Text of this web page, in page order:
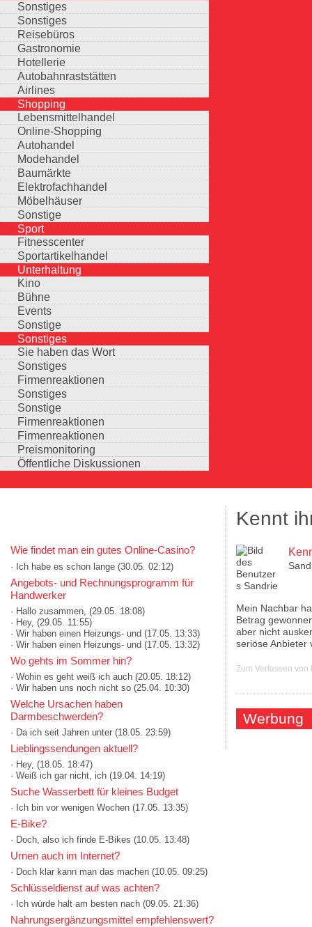
Sonstiges
Sonstiges
Reisebüros
Gastronomie
Hotellerie
Autobahnraststätten
Airlines
Shopping
Lebensmittelhandel
Online-Shopping
Autohandel
Modehandel
Baumärkte
Elektrofachhandel
Möbelhäuser
Sonstige
Sport
Fitnesscenter
Sportartikelhandel
Unterhaltung
Kino
Bühne
Events
Sonstige
Sonstiges
Sie haben das Wort
Sonstiges
Firmenreaktionen
Sonstiges
Sonstige
Firmenreaktionen
Firmenreaktionen
Preismonitoring
Öffentliche Diskussionen
Wie findet man ein gutes Online-Casino?
· Ich habe es schon lange (30.05. 02:12)
Angebots- und Rechnungsprogramm für
Handwerker
· Hallo zusammen, (29.05. 18:08)
· Hey, (29.05. 11:55)
· Wir haben einen Heizungs- und (17.05. 13:33)
· Wir haben einen Heizungs- und (17.05. 13:32)
Wo gehts im Sommer hin?
· Wohin es geht weiß ich auch (20.05. 18:12)
· Wir haben uns noch nicht so (25.04. 10:30)
Welche Ursachen haben
Darmbeschwerden?
· Da ich seit Jahren unter (18.05. 23:59)
Lieblingssendungen aktuell?
· Hey, (18.05. 18:47)
· Weiß ich gar nicht, ich (19.04. 14:19)
Suche Wasserbett für kleines Budget
· Ich bin vor wenigen Wochen (17.05. 13:35)
E-Bike?
· Doch, also ich finde E-Bikes (10.05. 13:48)
Urnen auch im Internet?
· Doch klar kann man das machen (10.05. 09:25)
Schlüsseldienst auf was achten?
· Ich würde halt am besten nach (09.05. 21:36)
Nahrungsergänzungsmittel empfehlenswert?
Kennt
Mein Nachbar
Betrag
aber nicht
seriöse Anbieter
Zum Verfassen
Werbung
Auswahlmöglichkeiten